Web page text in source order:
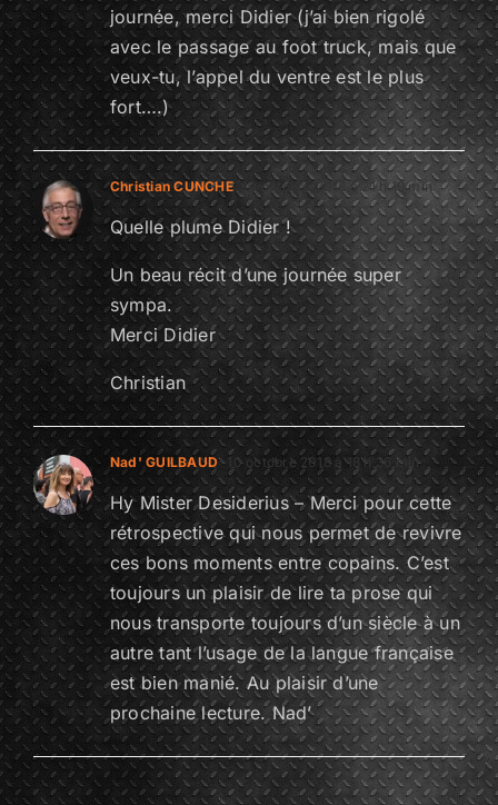
journée, merci Didier (j’ai bien rigolé
avec le passage au foot truck, mais que
veux-tu, l’appel du ventre est le plus
fort….)
Christian CUNCHE 10 octobre 2018 à 21 h 19 min
Quelle plume Didier !
Un beau récit d’une journée super
sympa.
Merci Didier
Christian
Nad' GUILBAUD 10 octobre 2018 à 18 h 36 min
Hy Mister Desiderius – Merci pour cette
rétrospective qui nous permet de revivre
ces bons moments entre copains. C’est
toujours un plaisir de lire ta prose qui
nous transporte toujours d’un siècle à un
autre tant l’usage de la langue française
est bien manié. Au plaisir d’une
prochaine lecture. Nad’